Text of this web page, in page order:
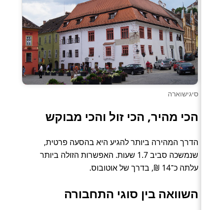
סיגישוארה
הכי מהיר, הכי זול והכי מבוקש
הדרך המהירה ביותר להגיע היא בהסעה פרטית,
שנמשכה סביב 1.7 שעות. האפשרות הזולה ביותר
עלתה כ־14 ₪, בדרך של אוטובוס.
השוואה בין סוגי התחבורה